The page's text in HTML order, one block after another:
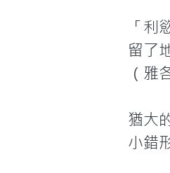
「
留了
（雅
猶大
小錯